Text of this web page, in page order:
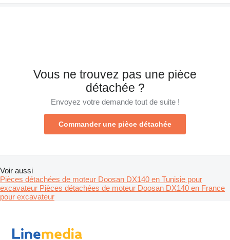
Vous ne trouvez pas une pièce
détachée ?
Envoyez votre demande tout de suite !
Commander une pièce détachée
Voir aussi
Pièces détachées de moteur Doosan DX140 en Tunisie pour
excavateur Pièces détachées de moteur Doosan DX140 en France
pour excavateur